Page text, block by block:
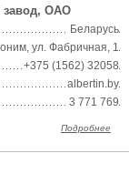
завод, ОАО
Беларусь
ул. Фабричная, 1
+375 (1562) 32058
albertin.by
3 771 769
Подробнее